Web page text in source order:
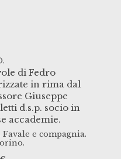
di Fedro
in rima dal
Giuseppe
d.s.p. socio in
accademie.
Favale e compagnia.